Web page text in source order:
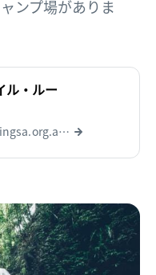
ンプ場がありま
ル・ルー
https://www.walkingsa.org.au/walk/find-a-place-to-walk/heysen-trail-loop-through-mount-crawford/